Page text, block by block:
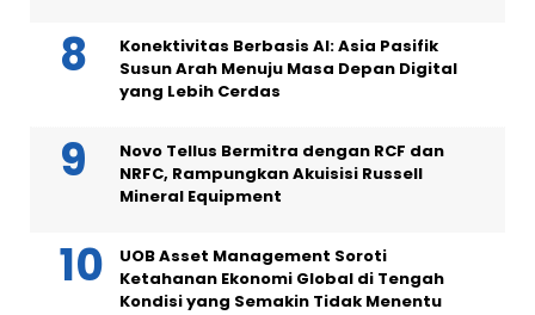
Konektivitas Berbasis AI: Asia Pasifik
Susun Arah Menuju Masa Depan Digital
yang Lebih Cerdas
Novo Tellus Bermitra dengan RCF dan
NRFC, Rampungkan Akuisisi Russell
Mineral Equipment
UOB Asset Management Soroti
Ketahanan Ekonomi Global di Tengah
Kondisi yang Semakin Tidak Menentu